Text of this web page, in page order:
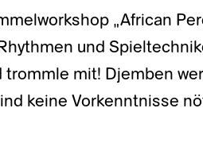
„African
und
trommle mit! Djemben
keine Vorkenntnisse